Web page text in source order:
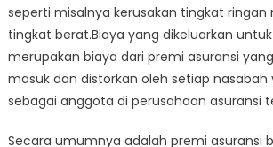
seperti misalnya kerusakan tingkat ringan
tingkat berat.Biaya yang dikeluarkan
merupakan biaya dari premi asuransi
masuk dan distorkan oleh setiap
sebagai anggota di perusahaan asuransi
Secara umumnya adalah premi asuransi